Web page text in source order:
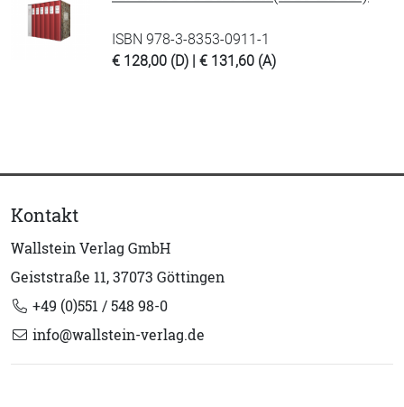
ISBN 978-3-8353-0911-1
€ 128,00 (D) | € 131,60 (A)
Kontakt
Wallstein Verlag GmbH
Geiststraße 11, 37073 Göttingen
+49 (0)551 / 548 98-0
info@wallstein-verlag.de